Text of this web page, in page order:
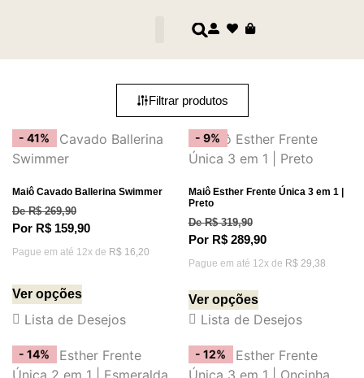
Filtrar produtos
- 41%
Maiô Cavado Ballerina Swimmer
DeR$269,90
Por R$ 159,90
Pague em até 12x de R$ 16,20
Ver opções
Lista de Desejos
- 9%
Maiô Esther Frente Única 3 em 1 |
Preto
DeR$319,90
Por R$289,90
Pague em até 12x de R$29,38
Ver opções
Lista de Desejos
- 14% - 12%